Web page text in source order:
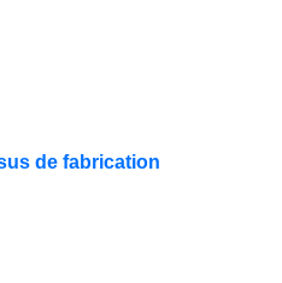
de fabrication